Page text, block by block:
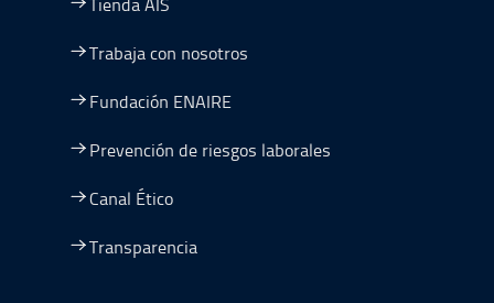
Trabaja con nosotros
Fundación ENAIRE
Prevención de riesgos laborales
Canal Ético
Transparencia